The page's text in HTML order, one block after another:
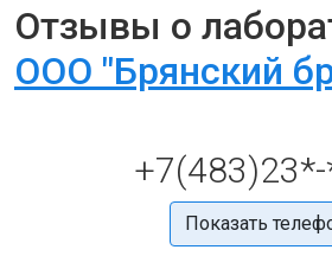
Отзывы о
ООО "Брянский
Показать